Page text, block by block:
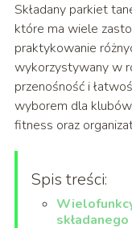
Składany parkiet
które ma wiele
praktykowanie
wykorzystywany w
przenośność i
wyborem dla
fitness oraz
Spis treści: